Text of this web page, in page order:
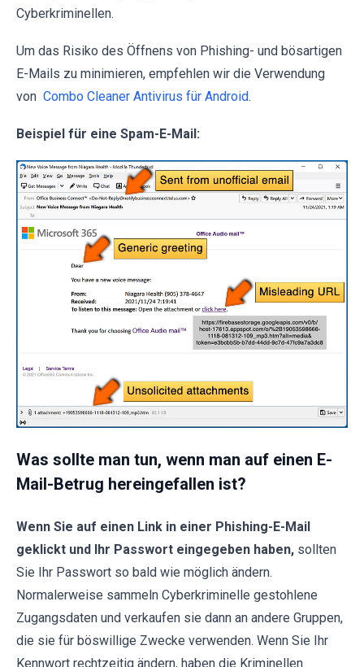
Cyberkriminellen.
Um das Risiko des Öffnens von Phishing- und bösartigen
E-Mails zu minimieren, empfehlen wir die Verwendung
von Combo Cleaner Antivirus für Android.
Beispiel für eine Spam-E-Mail:
Was sollte man tun, wenn man auf einen E-
Mail-Betrug hereingefallen ist?
Wenn Sie auf einen Link in einer Phishing-E-Mail
geklickt und Ihr Passwort eingegeben haben, sollten
Sie Ihr Passwort so bald wie möglich ändern.
Normalerweise sammeln Cyberkriminelle gestohlene
Zugangsdaten und verkaufen sie dann an andere Gruppen,
die sie für böswillige Zwecke verwenden. Wenn Sie Ihr
Kennwort rechtzeitig ändern, haben die Kriminellen